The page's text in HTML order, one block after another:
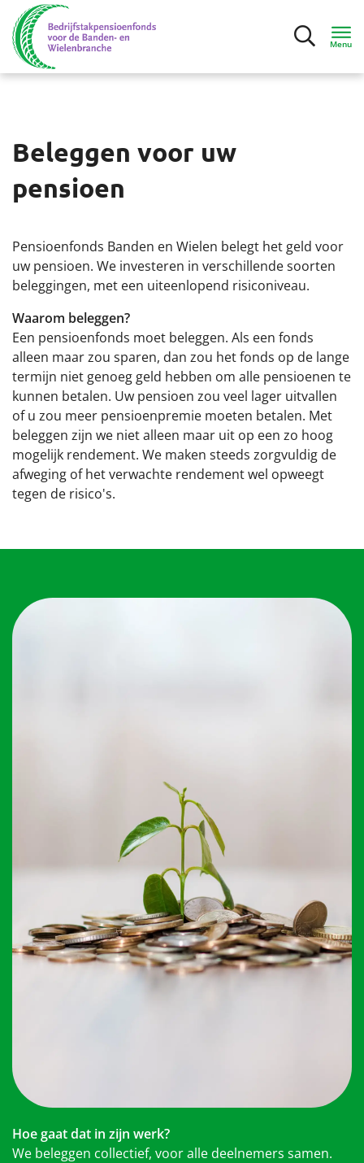
Menu
Deelnemers
Werkgevers
Over het pensioenfonds
Pensioenregeling
Organisatie
Financiën
Nieuwe pensioenregeling
Documenten
Beleggen voor uw
pensioen
Pensioenfonds Banden en Wielen belegt het geld voor
uw pensioen. We investeren in verschillende soorten
beleggingen, met een uiteenlopend risiconiveau.
Waarom beleggen?
Een pensioenfonds moet beleggen. Als een fonds
alleen maar zou sparen, dan zou het fonds op de lange
termijn niet genoeg geld hebben om alle pensioenen te
kunnen betalen. Uw pensioen zou veel lager uitvallen
of u zou meer pensioenpremie moeten betalen. Met
beleggen zijn we niet alleen maar uit op een zo hoog
mogelijk rendement. We maken steeds zorgvuldig de
afweging of het verwachte rendement wel opweegt
tegen de risico's.
Hoe gaat dat in zijn werk?
We beleggen collectief, voor alle deelnemers samen.